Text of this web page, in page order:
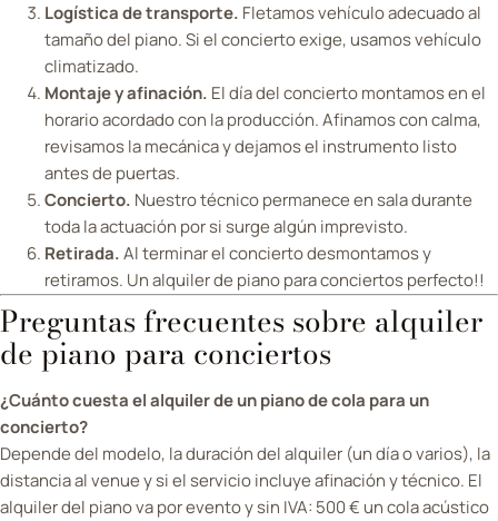
Logística de transporte. Fletamos vehículo adecuado al
tamaño del piano. Si el concierto exige, usamos vehículo
climatizado.
Montaje y afinación. El día del concierto montamos en el
horario acordado con la producción. Afinamos con calma,
revisamos la mecánica y dejamos el instrumento listo
antes de puertas.
Concierto. Nuestro técnico permanece en sala durante
toda la actuación por si surge algún imprevisto.
Retirada.Al terminar el concierto desmontamos y
retiramos. Un alquiler de piano para conciertos perfecto!!
Preguntas frecuentes sobre alquiler
de piano para conciertos
¿Cuánto cuesta el alquiler de un piano de cola para un
concierto?
Depende del modelo, la duración del alquiler (un día o varios), la
distancia al venue y si el servicio incluye afinación y técnico. El
alquiler del piano va por evento y sin IVA: 500 € un cola acústico